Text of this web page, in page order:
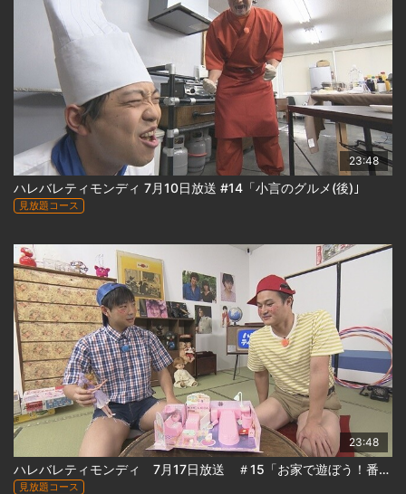
23:48
ハレバレティモンディ 7月10日放送 #14「小言のグルメ(後)｣
見放題コース
23:48
ハレバレティモンディ 7月17日放送 ＃15「お家で遊ぼう！番外編」
見放題コース